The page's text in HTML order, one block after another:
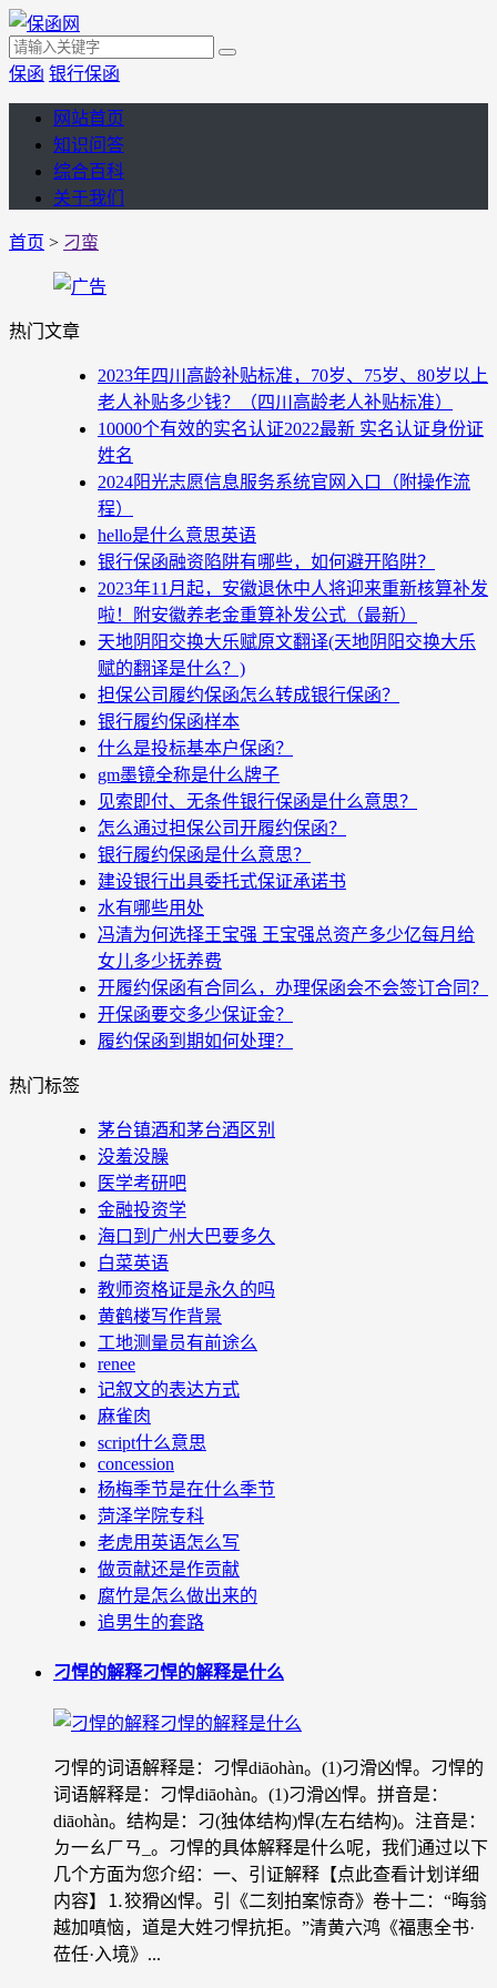
保函 银行保函
网站首页
知识问答
综合百科
关于我们
首页 > 刁蛮
热门文章
2023年四川高龄补贴标准，70岁、75岁、80岁以上
老人补贴多少钱？（四川高龄老人补贴标准）
10000个有效的实名认证2022最新 实名认证身份证
姓名
2024阳光志愿信息服务系统官网入口（附操作流
程）
hello是什么意思英语
银行保函融资陷阱有哪些，如何避开陷阱？
2023年11月起，安徽退休中人将迎来重新核算补发
啦！附安徽养老金重算补发公式（最新）
天地阴阳交换大乐赋原文翻译(天地阴阳交换大乐
赋的翻译是什么？)
担保公司履约保函怎么转成银行保函？
银行履约保函样本
什么是投标基本户保函？
gm墨镜全称是什么牌子
见索即付、无条件银行保函是什么意思？
怎么通过担保公司开履约保函？
银行履约保函是什么意思？
建设银行出具委托式保证承诺书
水有哪些用处
冯清为何选择王宝强 王宝强总资产多少亿每月给
女儿多少抚养费
开履约保函有合同么，办理保函会不会签订合同？
开保函要交多少保证金？
履约保函到期如何处理？
热门标签
茅台镇酒和茅台酒区别
没羞没臊
医学考研吧
金融投资学
海口到广州大巴要多久
白菜英语
教师资格证是永久的吗
黄鹤楼写作背景
工地测量员有前途么
renee
记叙文的表达方式
麻雀肉
script什么意思
concession
杨梅季节是在什么季节
菏泽学院专科
老虎用英语怎么写
做贡献还是作贡献
腐竹是怎么做出来的
追男生的套路
刁悍的解释刁悍的解释是什么
刁悍的词语解释是：刁悍diāohàn。(1)刁滑凶悍。刁悍的
词语解释是：刁悍diāohàn。(1)刁滑凶悍。拼音是：
diāohàn。结构是：刁(独体结构)悍(左右结构)。注音是：
ㄉ一ㄠㄏㄢ_。刁悍的具体解释是什么呢，我们通过以下
几个方面为您介绍：一、引证解释【点此查看计划详细
内容】⒈狡猾凶悍。引《二刻拍案惊奇》卷十二：“晦翁
越加嗔恼，道是大姓刁悍抗拒。”清黄六鸿《福惠全书·
莅任·入境》...